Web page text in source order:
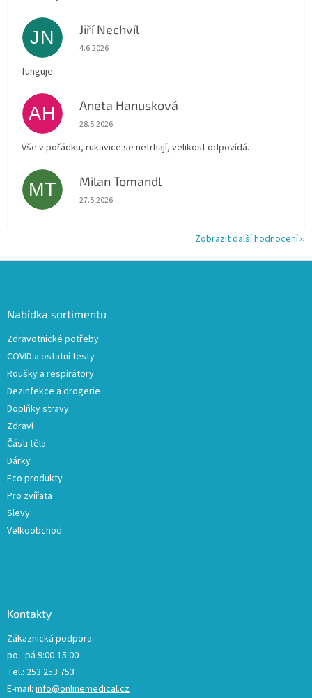
JN Jiří Nechvíl
Hodnocení obchodu je 5 z 5 hvězdiček.
4.6.2026
funguje.
AH Aneta Hanusková
Hodnocení obchodu je 5 z 5 hvězdiček.
28.5.2026
Vše v pořádku, rukavice se netrhají, velikost odpovídá.
MT Milan Tomandl
Hodnocení obchodu je 5 z 5 hvězdiček.
27.5.2026
Zobrazit další hodnocení
Nabídka sortimentu
Zdravotnické potřeby
COVID a ostatní testy
Roušky a respirátory
Dezinfekce a drogerie
Doplňky stravy
Zdraví
Části těla
Dárky
Eco produkty
Pro zvířata
Slevy
Velkoobchod
Kontakty
Zákaznická podpora:
po - pá 9:00-15:00
Tel.: 253 253 753
E-mail: info@onlinemedical.cz